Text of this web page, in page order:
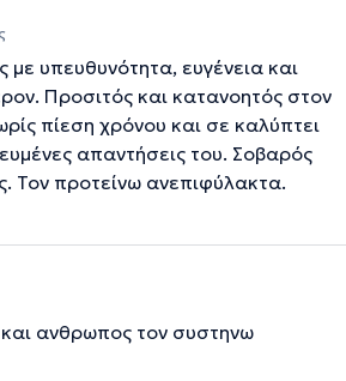
με υπευθυνότητα, ευγένεια και
Προσιτός και κατανοητός στον
πίεση χρόνου και σε καλύπτει
απαντήσεις του. Σοβαρός
Τον προτείνω ανεπιφύλακτα.
και ανθρωπος τον συστηνω